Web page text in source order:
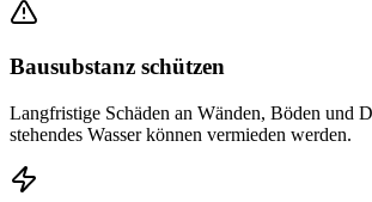
Bausubstanz schützen
Langfristige Schäden an Wänden, Böden und
stehendes Wasser können vermieden werden.